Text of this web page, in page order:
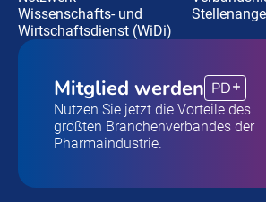
Wissenschafts- und
Wirtschaftsdienst (WiDi)
Mitglied werden PD
Nutzen Sie jetzt die Vorteile des
größten Branchenverbandes der
Pharmaindustrie.